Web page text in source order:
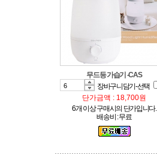
무드등 가습기 -CAS
장바구니담기-선택
단가금액 : 18,700원
6개 이상 구매시의 단가입니다.
배송비 : 무료